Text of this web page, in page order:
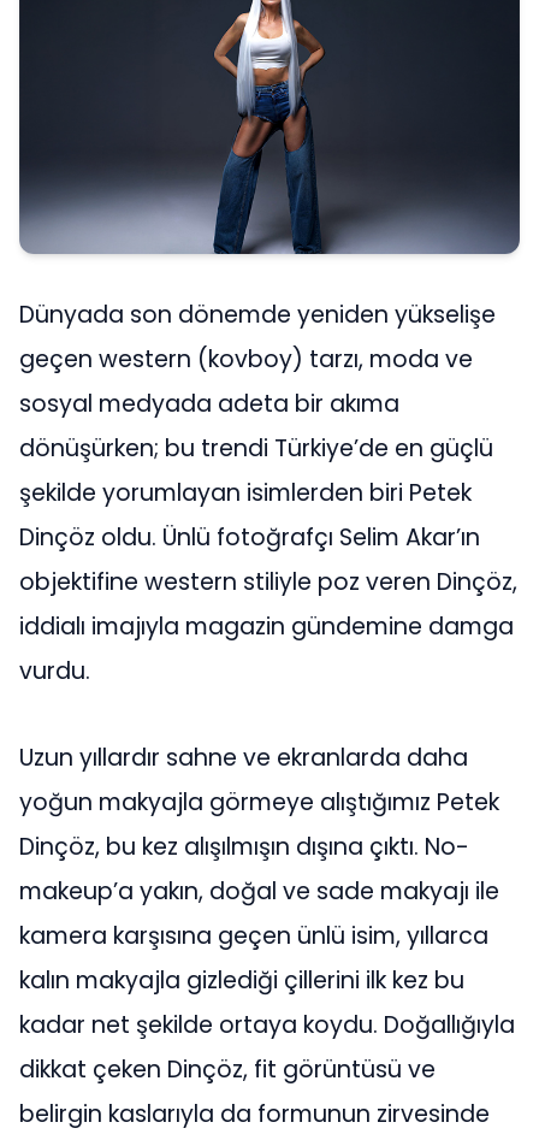
Dünyada son dönemde yeniden yükselişe
geçen western (kovboy) tarzı, moda ve
sosyal medyada adeta bir akıma
dönüşürken; bu trendi Türkiye’de en güçlü
şekilde yorumlayan isimlerden biri Petek
Dinçöz oldu. Ünlü fotoğrafçı Selim Akar’ın
objektifine western stiliyle poz veren Dinçöz,
iddialı imajıyla magazin gündemine damga
vurdu.
Uzun yıllardır sahne ve ekranlarda daha
yoğun makyajla görmeye alıştığımız Petek
Dinçöz, bu kez alışılmışın dışına çıktı. No-
makeup’a yakın, doğal ve sade makyajı ile
kamera karşısına geçen ünlü isim, yıllarca
kalın makyajla gizlediği çillerini ilk kez bu
kadar net şekilde ortaya koydu. Doğallığıyla
dikkat çeken Dinçöz, fit görüntüsü ve
belirgin kaslarıyla da formunun zirvesinde